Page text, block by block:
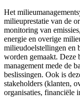
Het
milieuprestatie van de
monitoring van
energie en overige
milieudoelstellingen en
worden gemaakt. Deze
management mede de
beslissingen. Ook is
stakeholders (klanten,
organisaties, financiële